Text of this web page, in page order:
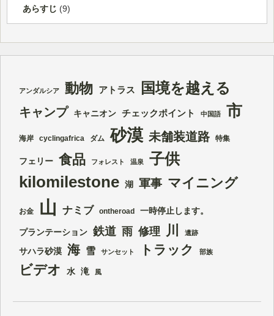
あらすじ (9)
アンダルシア 動物 アトラス 国境を越える
キャンプ キャニオン チェックポイント 中国語 市
海岸 cyclingafrica ダム 砂漠 未舗装道路 特集
フェリー 食品 フォレスト 温泉 子供
kilomilestone 湖 軍事 マイニング
お金 山 ナミブ ontheroad 一時停止します。
プランテーション 鉄道 雨 修理 川 遺跡
サハラ砂漠 海 雪 サンセット トラック 部族
ビデオ 水 滝 風